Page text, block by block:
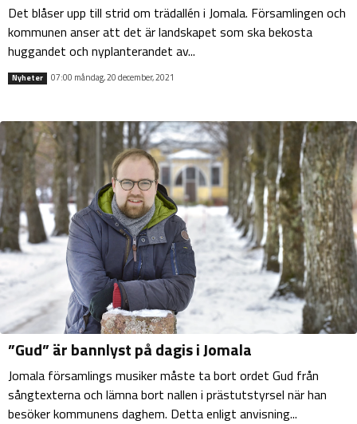
Det blåser upp till strid om trädallén i Jomala. Församlingen och
kommunen anser att det är landskapet som ska bekosta
huggandet och nyplanterandet av...
Nyheter 07:00 måndag, 20 december, 2021
”Gud” är bannlyst på dagis i Jomala
Jomala församlings musiker måste ta bort ordet Gud från
sångtexterna och lämna bort nallen i prästutstyrsel när han
besöker kommunens daghem. Detta enligt anvisning...